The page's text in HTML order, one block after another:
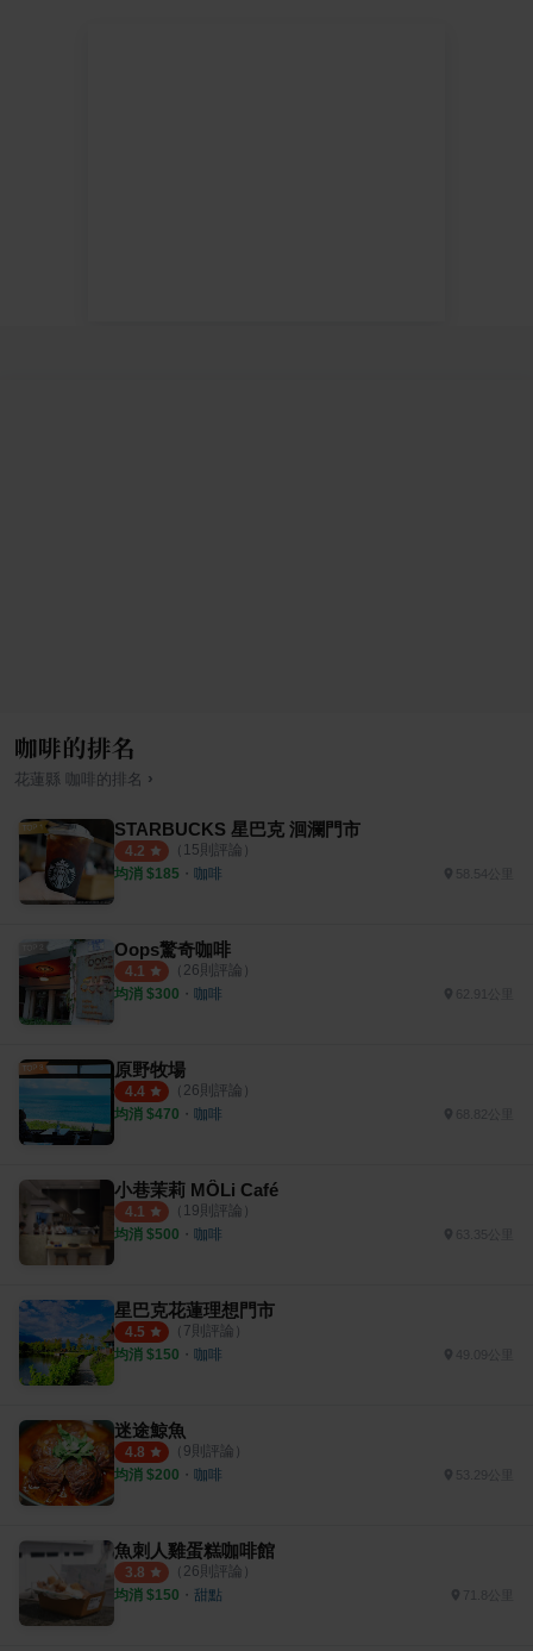
咖啡的排名
花蓮縣 咖啡 的排名 ›
STARBUCKS 星巴克 洄瀾門市
4.2 （ 15則評論）
均消 $185 ・ 咖啡 58.54公里
Oops驚奇咖啡
4.1 （ 26則評論）
均消 $300 ・ 咖啡
原野牧場
4.4 （ 26則評論）
均消 $470 ・ 咖啡
小巷茉莉 MÔLi Café
4.1 （ 19則評論）
均消 $500 ・ 咖啡 63.35公里
星巴克花蓮理想門市
4.5 （ 7則評論）
均消 $150 ・ 咖啡 49.09公里
迷途鯨魚
4.8 （ 9則評論）
均消 $200 ・ 咖啡 53.29公里
魚刺人雞蛋糕咖啡館
3.8 （ 26則評論）
均消 $150 ・ 甜點